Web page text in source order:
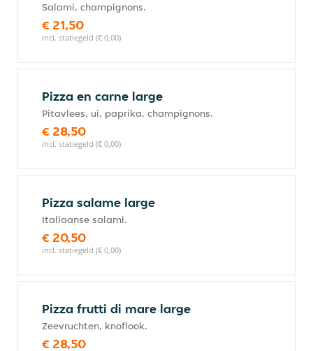
Salami, champignons.
€ 21,50
incl. statiegeld (€ 0,00)
Pizza en carne large
Pitavlees, ui, paprika, champignons.
€ 28,50
incl. statiegeld (€ 0,00)
Pizza salame large
Italiaanse salami.
€ 20,50
incl. statiegeld (€ 0,00)
Pizza frutti di mare large
Zeevruchten, knoflook.
€ 28,50